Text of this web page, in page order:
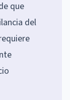
que
del